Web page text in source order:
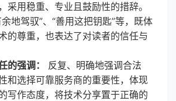
采用稳重、专业且鼓励性的措辞。
地驾驭”、“善用这把钥匙”等，既体
的尊重，也表达了对读者的信任与
的强调：
反复、明确地强调合法
和选择可靠服务商的重要性，体现
写作态度，将技术分享置于正确的